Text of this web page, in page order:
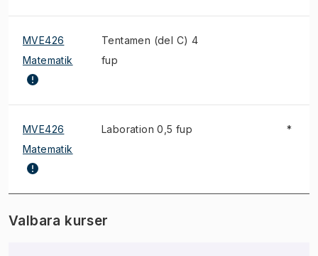
MVE426
Matematik
Tentamen (del C) 4
fup
MVE426
Matematik
Laboration 0,5 fup *
Valbara kurser